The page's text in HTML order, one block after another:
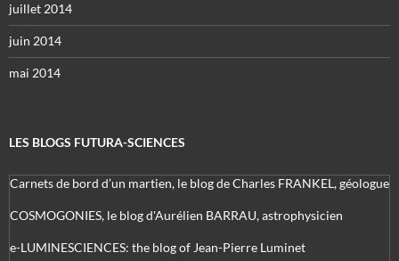
juillet 2014
juin 2014
mai 2014
LES BLOGS FUTURA-SCIENCES
Carnets de bord d’un martien, le blog de Charles FRANKEL, géologue
COSMOGONIES, le blog d'Aurélien BARRAU, astrophysicien
e-LUMINESCIENCES: the blog of Jean-Pierre Luminet